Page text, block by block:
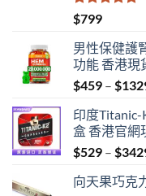
評分
滿分 5
$799
男性保健護
功能 香港現
$459 – $
印度
盒 香港官網
$529 – $
向天果巧克